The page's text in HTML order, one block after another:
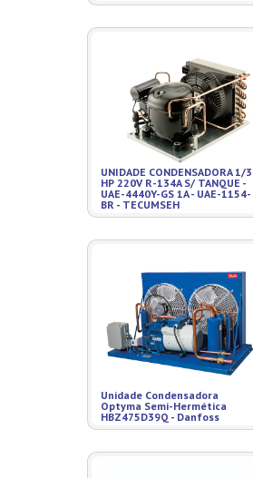
UNIDADE CONDENSADORA 1/3
HP 220V R-134A S/ TANQUE -
UAE-4440Y-GS 1A - UAE-1154-
BR - TECUMSEH
Unidade Condensadora
Optyma Semi-Hermética
HBZ475D39Q - Danfoss